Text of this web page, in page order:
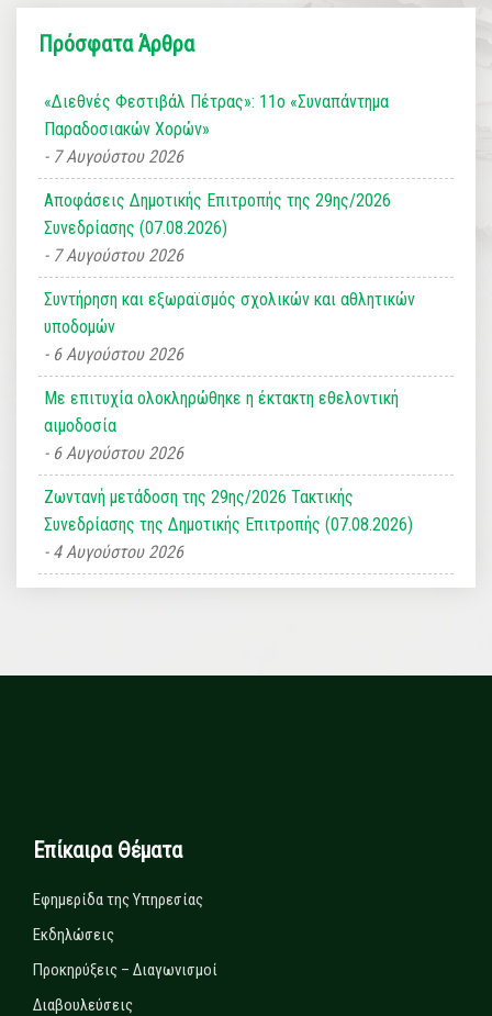
Πρόσφατα Άρθρα
«Διεθνές Φεστιβάλ Πέτρας»: 11ο «Συναπάντημα
Παραδοσιακών Χορών»
7 Αυγούστου 2026
Αποφάσεις Δημοτικής Επιτροπής της 29ης/2026
Συνεδρίασης (07.08.2026)
7 Αυγούστου 2026
Συντήρηση και εξωραϊσμός σχολικών και αθλητικών
υποδομών
6 Αυγούστου 2026
Με επιτυχία ολοκληρώθηκε η έκτακτη εθελοντική
αιμοδοσία
6 Αυγούστου 2026
Ζωντανή μετάδοση της 29ης/2026 Τακτικής
Συνεδρίασης της Δημοτικής Επιτροπής (07.08.2026)
4 Αυγούστου 2026
Επίκαιρα Θέματα
Εφημερίδα της Υπηρεσίας
Εκδηλώσεις
Προκηρύξεις – Διαγωνισμοί
Διαβουλεύσεις